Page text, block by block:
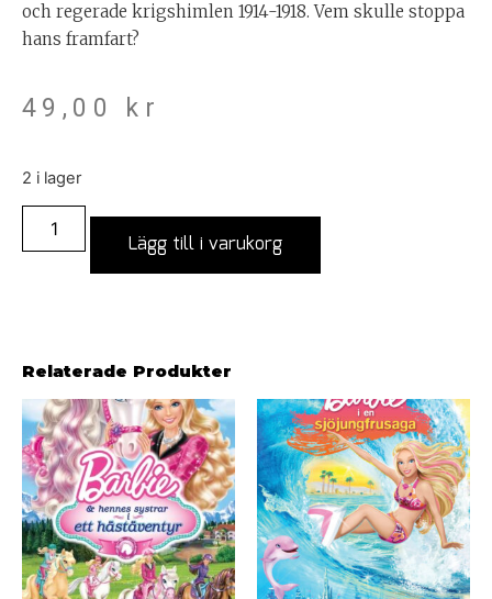
och regerade krigshimlen 1914-1918. Vem skulle stoppa
hans framfart?
49,00 kr
2 i lager
Lägg till i varukorg
Relaterade Produkter